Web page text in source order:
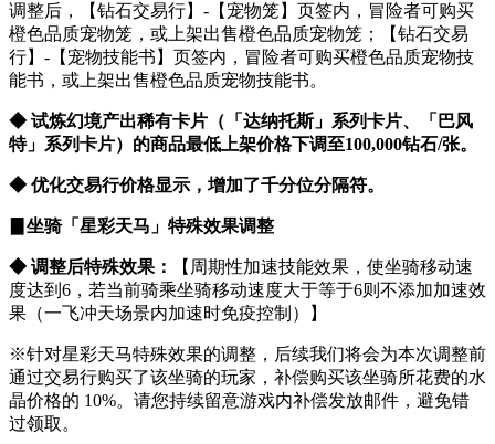
调整后，【钻石交易行】-【宠物笼】页签内，冒险者可购买
橙色品质宠物笼，或上架出售橙色品质宠物笼；【钻石交易
行】-【宠物技能书】页签内，冒险者可购买橙色品质宠物技
能书，或上架出售橙色品质宠物技能书。
◆ 试炼幻境产出稀有卡片（「达纳托斯」系列卡片、「巴风
特」系列卡片）的商品最低上架价格下调至100,000钻石/张。
◆ 优化交易行价格显示，增加了千分位分隔符。
坐骑「星彩天马」特殊效果调整
◆ 调整后特殊效果：
【周期性加速技能效果，使坐骑移动速
度达到6，若当前骑乘坐骑移动速度大于等于6则不添加加速效
果（一飞冲天场景内加速时免疫控制）】
※针对星彩天马特殊效果的调整，后续我们将会为本次调整前
通过交易行购买了该坐骑的玩家，补偿购买该坐骑所花费的水
晶价格的 10%。请您持续留意游戏内补偿发放邮件，避免错
过领取。